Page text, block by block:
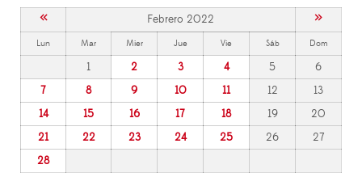
« Febrero 2022 »
Lun Mar Mier Jue Vie Sáb Dom
1 2 3 4 5
6
7
8 9 10 11 12
13
14
15 16 17 18 19
20
21
22 23 24 25 26
27
28